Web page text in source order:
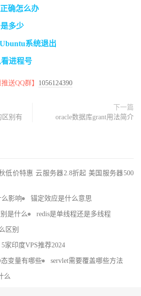
确怎么办
多少
系统退出
看进程号
送QQ群】 1056124390
区别有
下一篇
oracle数据库grant用法简介
低价特惠 云服务器2.8折起 美国服务器500
影响 锚定效应是什么意思
是什么 redis是单线程还是多线程
区别
家印度VPS推荐2024
变量有哪些 servlet需要覆盖哪些方法
么